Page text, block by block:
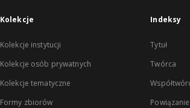
Kolekcje
Kolekcje instytucji
Kolekcje osób prywatnych
Kolekcje tematyczne
Formy zbiorów
Indeksy
Tytuł
Twórca
Powiązanie